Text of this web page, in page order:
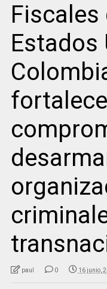
Fiscales
Estados
paul 0 16 junio,